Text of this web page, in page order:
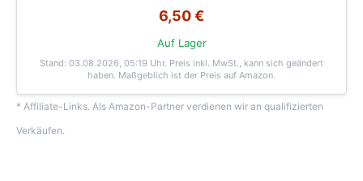
6,50 €
Auf Lager
Stand: 03.08.2026, 05:19 Uhr. Preis inkl. MwSt., kann sich geändert
haben. Maßgeblich ist der Preis auf Amazon.
* Affiliate-Links. Als Amazon-Partner verdienen wir an qualifizierten
Verkäufen.